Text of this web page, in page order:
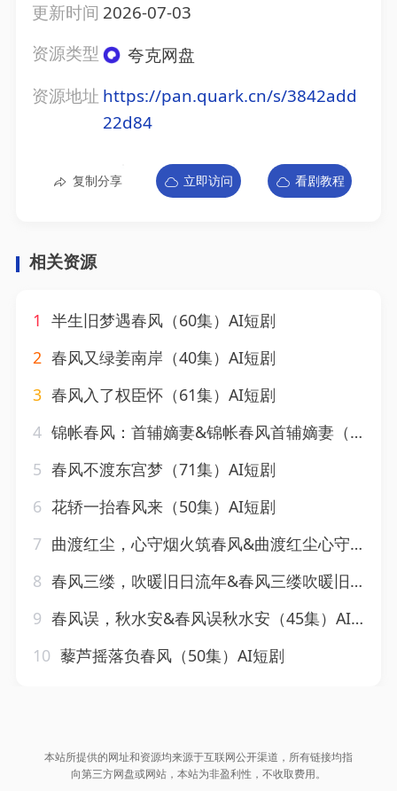
更新时间 2026-07-03
资源类型
夸克网盘
资源地址 https://pan.quark.cn/s/3842add
22d84
复制分享 立即访问 看剧教程
相关资源
1 半生旧梦遇春风（60集）AI短剧
2 春风又绿姜南岸（40集）AI短剧
3 春风入了权臣怀（61集）AI短剧
4 锦帐春风：首辅嫡妻&锦帐春风首辅嫡妻（56集）AI短剧
5 春风不渡东宫梦（71集）AI短剧
6 花轿一抬春风来（50集）AI短剧
7 曲渡红尘，心守烟火筑春风&曲渡红尘心守烟火筑春风（130集）AI短剧
8 春风三缕，吹暖旧日流年&春风三缕吹暖旧日流年（70集）AI短剧
9 春风误，秋水安&春风误秋水安（45集）AI短剧
10 藜芦摇落负春风（50集）AI短剧
本站所提供的网址和资源均来源于互联网公开渠道，所有链接均指
向第三方网盘或网站，本站为非盈利性，不收取费用。